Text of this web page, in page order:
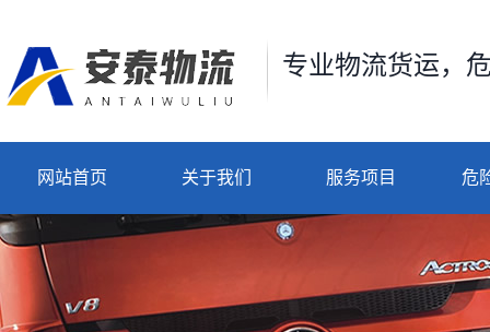
专业物流货运，
网站首页 关于我们 服务项目 危